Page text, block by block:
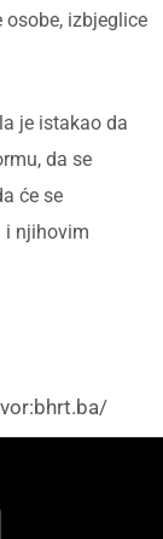
osobe, izbjeglice
je istakao da
da se
će se
i njihovim